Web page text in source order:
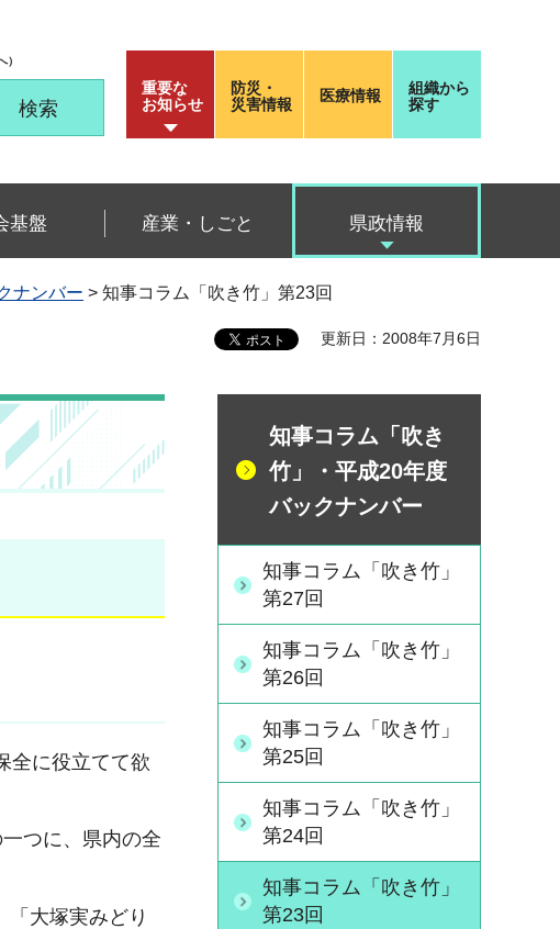
）
重要な
お知らせ
防災・
災害情報
医療情報
組織から
探す
基盤 産業・しごと 県政情報
ナンバー > 知事コラム「吹き竹」第23回
更新日：2008年7月6日
全に役立てて欲
つに、県内の全
大塚実みどり
知事コラム「吹き
竹」・平成20年度
バックナンバー
知事コラム「吹き竹」
第27回
知事コラム「吹き竹」
第26回
知事コラム「吹き竹」
第25回
知事コラム「吹き竹」
第24回
知事コラム「吹き竹」
第23回